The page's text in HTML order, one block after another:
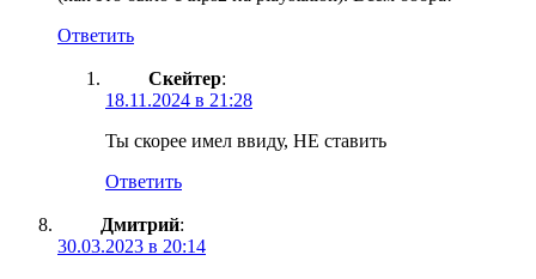
Ответить
Скейтер:
18.11.2024 в 21:28
Ты скорее имел ввиду, НЕ ставить
Ответить
Дмитрий:
30.03.2023 в 20:14